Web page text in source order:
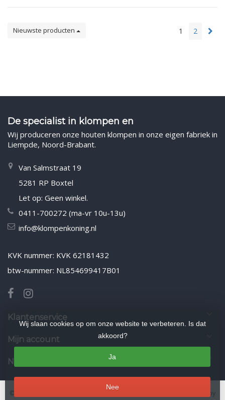
Nieuwste producten 1 2
De specialist in klompen en
Wij produceren onze houten klompen in onze eigen fabriek in
Liempde, Noord-Brabant.
Van Salmstraat 19
5281 RP Boxtel
Let op: Geen winkel.
0411-700272 (ma-vr 10u-13u)
info@klompenkoning.nl
KVK nummer: KVK 62181432
btw-nummer: NL854699417B01
Klantenservice
Mijn account
Nieuwsbrief
Wij slaan cookies op om onze website te verbeteren. Is dat
akkoord?
Ja
Nee
© Copyright 2026 Klompenkoning.nl - Powered by